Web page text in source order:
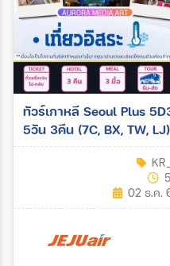
ทัวร์เกาหลี Seoul Plus
5วัน 3คืน (7C, BX, TW, LJ)
02 ธ.ค.